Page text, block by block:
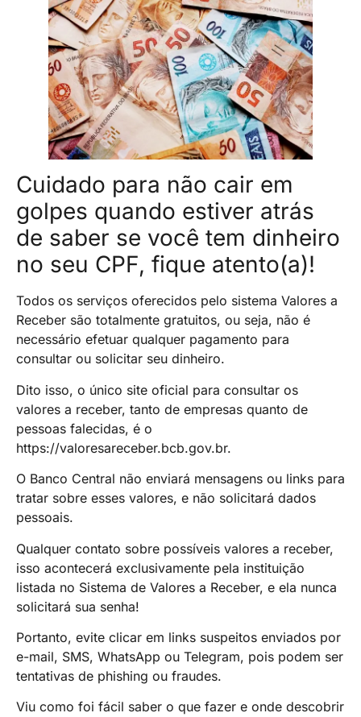
Cuidado para não cair em
golpes quando estiver atrás
de saber se você tem dinheiro
no seu CPF, fique atento(a)!
Todos os serviços oferecidos pelo sistema Valores a
Receber são totalmente gratuitos, ou seja, não é
necessário efetuar qualquer pagamento para
consultar ou solicitar seu dinheiro.
Dito isso, o único site oficial para consultar os
valores a receber, tanto de empresas quanto de
pessoas falecidas, é o
https://valoresareceber.bcb.gov.br.
O Banco Central não enviará mensagens ou links para
tratar sobre esses valores, e não solicitará dados
pessoais.
Qualquer contato sobre possíveis valores a receber,
isso acontecerá exclusivamente pela instituição
listada no Sistema de Valores a Receber, e ela nunca
solicitará sua senha!
Portanto, evite clicar em links suspeitos enviados por
e-mail, SMS, WhatsApp ou Telegram, pois podem ser
tentativas de phishing ou fraudes.
Viu como foi fácil saber o que fazer e onde descobrir